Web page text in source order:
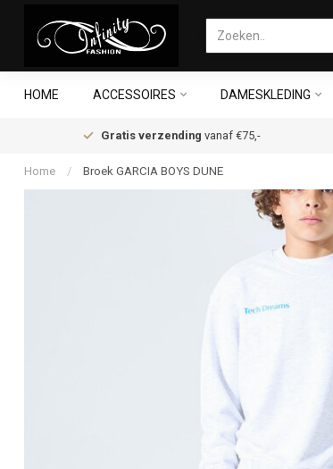
HOME ACCESSOIRES DAMESKLEDING
Gratis verzending vanaf €75,-
Home / Broek GARCIA BOYS DUNE